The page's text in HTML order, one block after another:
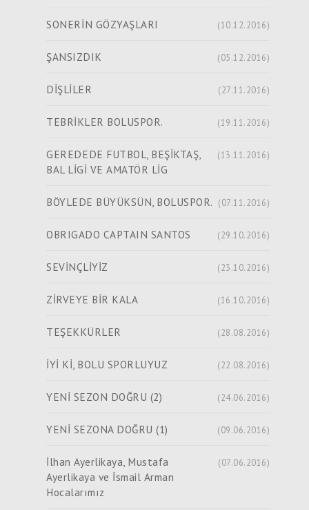
SONERİN GÖZYAŞLARI (10.12.2016)
ŞANSIZDIK (05.12.2016)
DİŞLİLER (27.11.2016)
TEBRİKLER BOLUSPOR. (19.11.2016)
GEREDEDE FUTBOL, BEŞİKTAŞ,
BAL LİGİ VE AMATÖR LİG
(13.11.2016)
BÖYLEDE BÜYÜKSÜN, BOLUSPOR. (07.11.2016)
OBRIGADO CAPTAIN SANTOS (29.10.2016)
SEVİNÇLİYİZ (23.10.2016)
ZİRVEYE BİR KALA (16.10.2016)
TEŞEKKÜRLER (28.08.2016)
İYİ Kİ, BOLU SPORLUYUZ (22.08.2016)
YENİ SEZON DOĞRU (2) (24.06.2016)
YENİ SEZONA DOĞRU (1) (09.06.2016)
İlhan Ayerlikaya, Mustafa
Ayerlikaya ve İsmail Arman
Hocalarımız
(07.06.2016)